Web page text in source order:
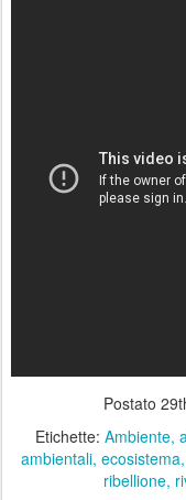
Postato
Etichette: Ambiente
ambientali ecosistema
ribellione